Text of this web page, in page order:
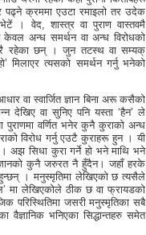
पढ्ने क्रममा एउटा रमाइलो तर उदेक
। वेद, शास्त्र वा पुराण वास्तवमै
अन्ध समर्थन वा अन्ध विरोधको
रहेका छन् । जुन तटस्थ वा सम्यक्
मिलाएर त्यसको समर्थन गर्नु भनेको
वा स्वार्जित ज्ञान बिना अरू कसैको
देखिए वा सुनिए पनि यस्ता ‘हैन’ ले
वर्णित भनेर कुनै कुराको अन्ध
विरोध गर्नु एउटै कुराहरू हुन । यी
। अझ सिधा कुरा गर्ने हो भने माथि भने
ज्ञानको कुनै जरुरत नै हुँदैन। जहाँ हरके
हुन्छन् । मनुस्मृतिमा लेखिएको छ त्यसैले
मा लेखिएकोले ठीक छ वा फ्रायडको
परिस्थितिमा जसरी मनुस्मृतिका सबै
वैज्ञानिक भनिएका सिद्धान्तहरु समेत